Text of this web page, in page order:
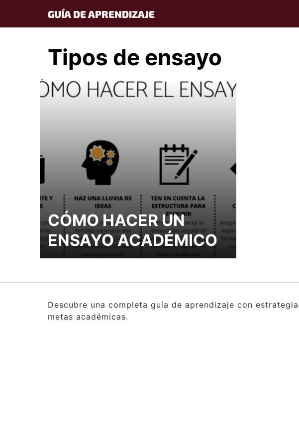
content
GUÍA DE APRENDIZAJE
Tipos de ensayo
CÓMO HACER UN
ENSAYO ACADÉMICO
Descubre una completa guía de aprendizaje con
metas académicas.